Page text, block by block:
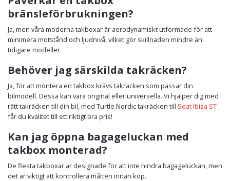
bränsleförbrukningen?
Ja, men våra moderna takboxar är aerodynamiskt utformade för att
minimera motstånd och ljudnivå, vilket gör skillnaden mindre än
tidigare modeller.
Behöver jag särskilda takräcken?
Ja, för att montera en takbox krävs takräcken som passar din
bilmodell. Dessa kan vara original eller universella. Vi hjälper dig med
rätt takräcken till din bil, med Turtle Nordic takräcken till Seat Ibiza ST
får du kvalitet till ett riktigt bra pris!
Kan jag öppna bagageluckan med
takbox monterad?
De flesta takboxar är designade för att inte hindra bagageluckan, men
det är viktigt att kontrollera måtten innan köp.